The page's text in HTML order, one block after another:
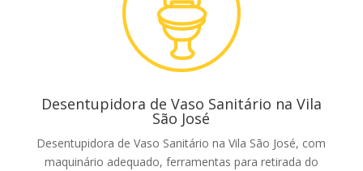
Desentupidora de Vaso Sanitário na Vila
São José
Desentupidora de Vaso Sanitário na Vila São José, com
maquinário adequado, ferramentas para retirada do